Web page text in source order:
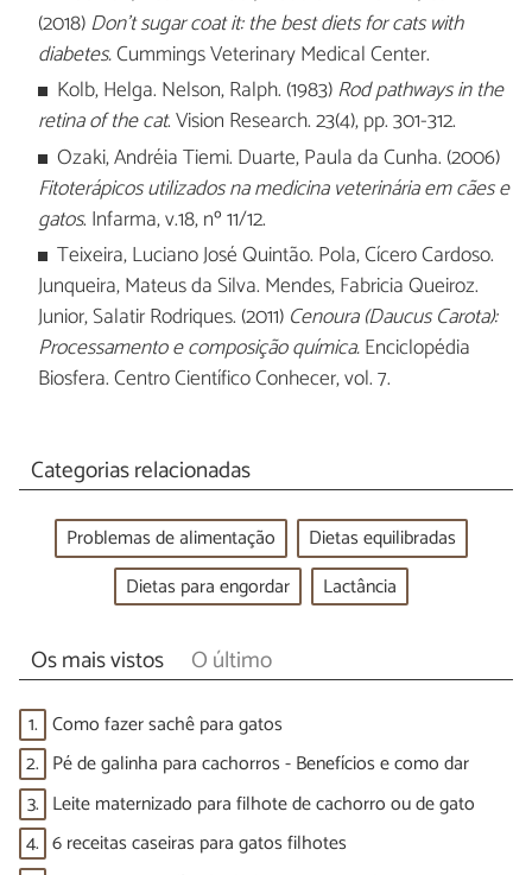
(2018)Don’t sugar coat it: the best diets for cats with
diabetes.Cummings Veterinary Medical Center.
Kolb, Helga. Nelson, Ralph. (1983)Rod pathways in the
retina of the cat. Vision Research. 23(4), pp. 301-312.
Ozaki, Andréia Tiemi. Duarte, Paula da Cunha. (2006)
Fitoterápicos utilizados na medicina veterinária em cães e
gatos. Infarma, v.18, nº 11/12.
Teixeira, Luciano José Quintão. Pola, Cícero Cardoso.
Junqueira, Mateus da Silva. Mendes, Fabricia Queiroz.
Junior, Salatir Rodriques. (2011) Cenoura (Daucus Carota):
Processamento e composição química.Enciclopédia
Biosfera. Centro Científico Conhecer, vol. 7.
Categorias relacionadas
Problemas de alimentação
Dietas equilibradas
Dietas para engordar
Lactância
Os mais vistos O último
1. Como fazer sachê para gatos
2. Pé de galinha para cachorros - Benefícios e como dar
3. Leite maternizado para filhote de cachorro ou de gato
4. 6 receitas caseiras para gatos filhotes